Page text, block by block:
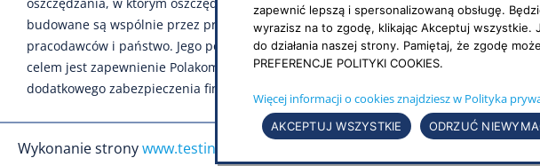
budowane są wspólnie przez pracowników,
pracodawców i państwo. Jego podstawowym
celem jest zapewnienie Polakom
dodatkowego zabezpieczenia finansowego.
Polityka prywatności
Polityka social media
Wykonanie stronywww.testin.pl
zapewnić lepszą i spersonalizowaną obsługę.
wyrazisz na to zgodę, klikając Akceptuj wszystkie.
do działania naszej strony. Pamiętaj, że zgodę
PREFERENCJE POLITYKI COOKIES.
Więcej informacji o cookies znajdziesz w Polityka
AKCEPTUJ WSZYSTKIE ODRZUĆ